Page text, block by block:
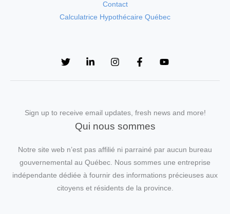
Contact
Calculatrice Hypothécaire Québec
Sign up to receive email updates, fresh news and more!
Qui nous sommes
Notre site web n’est pas affilié ni parrainé par aucun bureau
gouvernemental au Québec. Nous sommes une entreprise
indépendante dédiée à fournir des informations précieuses aux
citoyens et résidents de la province.